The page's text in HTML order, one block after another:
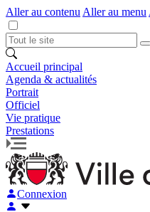
Aller au contenu Aller au menu
Accueil principal
Agenda & actualités
Portrait
Officiel
Vie pratique
Prestations
Connexion